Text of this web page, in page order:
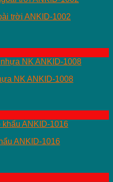
trời ANKID-1002
NK ANKID-1008
ANKID-1016